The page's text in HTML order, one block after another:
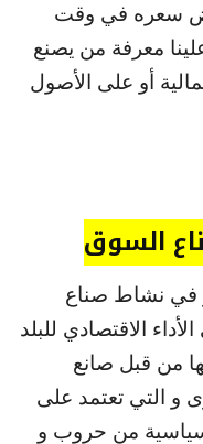
سعره في وقت
معرفة من يصنع
أو على الأصول
السوق
في نشاط صناع
الاقتصادي للبلد
من قبل صانع
و التي تعتمد على
من حروب و